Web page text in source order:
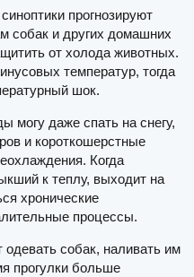
прогнозируют
собак и других домашних
от холода животных.
температур, тогда
шок.
могу даже спать на снегу,
и короткошерстные
Когда
к теплу, выходит на
хронические
процессы.
одевать собак, наливать им
прогулки больше